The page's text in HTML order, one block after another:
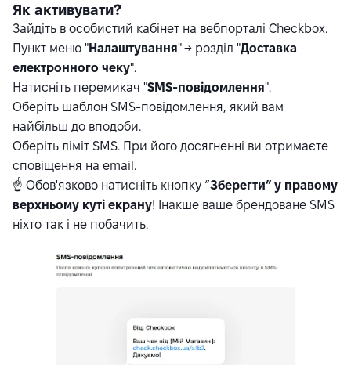
Як активувати?
Зайдіть в особистий кабінет на вебпорталі Checkbox.
Пункт меню "Налаштування" → розділ "Доставка
електронного чеку".
Натисніть перемикач "SMS-повідомлення".
Оберіть шаблон SMS-повідомлення, який вам
найбільш до вподоби.
Оберіть ліміт SMS. При його досягненні ви отримаєте
сповіщення на email.
☝️ Обов'язково натисніть кнопку “Зберегти” у правому
верхньому куті екрану! Інакше ваше брендоване SMS
ніхто так і не побачить.